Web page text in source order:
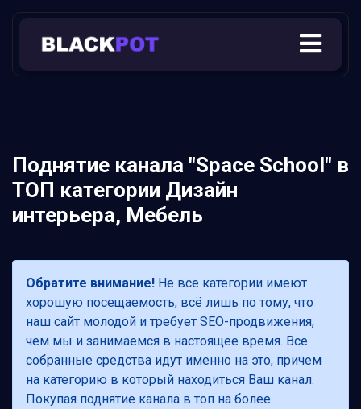
Поднятие канала "Space School" в
ТОП категории Дизайн
интерьера, Мебель
Обратите внимание! Не все категории имеют
хорошую посещаемость, всё лишь по тому, что
наш сайт молодой и требует SEO-продвижения,
чем мы и занимаемся в настоящее время. Все
собранные средства идут именно на это, причем
на категорию в который находиться Ваш канал.
Покупая поднятие канала в топ на более